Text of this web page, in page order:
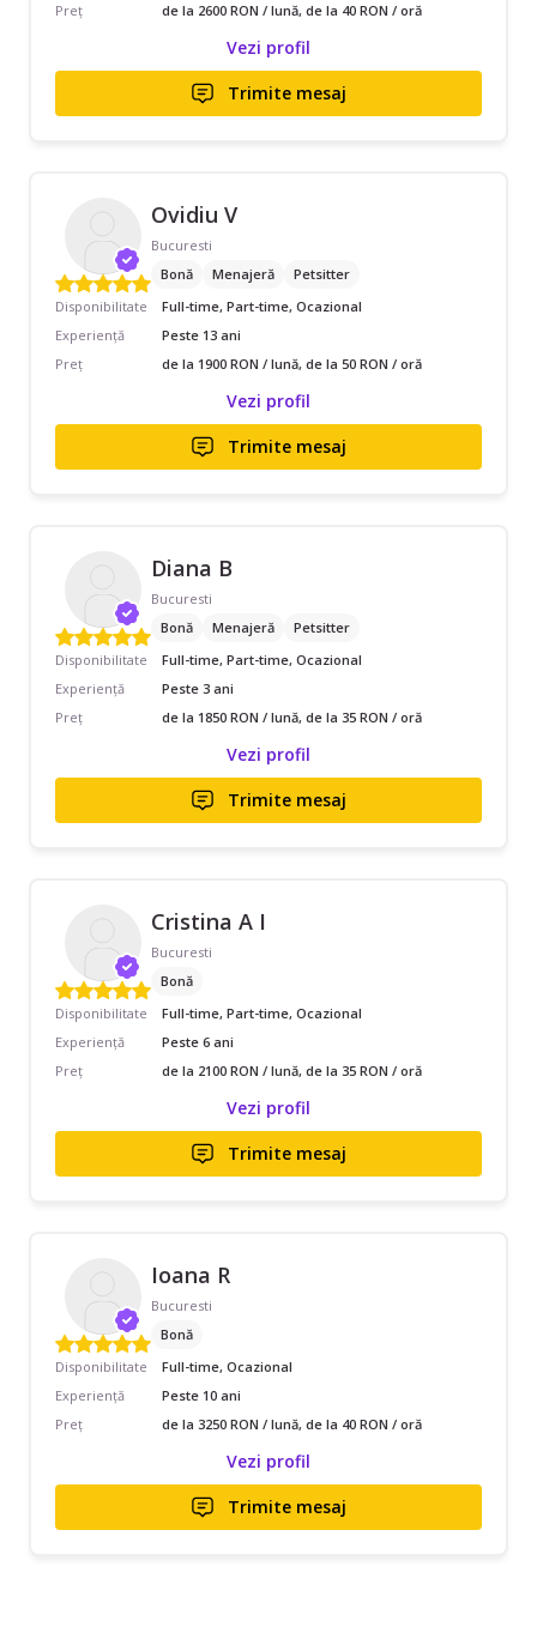
Preț
de la 2600 RON / lună, de la 40 RON / oră
Vezi profil
Trimite mesaj
Ovidiu V
Bucuresti
Bonă
Menajeră
Petsitter
Disponibilitate
Full-time, Part-time, Ocazional
Experiență
Peste 13 ani
Preț
de la 1900 RON / lună, de la 50 RON / oră
Vezi profil
Trimite mesaj
Diana B
Bucuresti
Bonă
Menajeră
Petsitter
Disponibilitate
Full-time, Part-time, Ocazional
Experiență
Peste 3 ani
Preț
de la 1850 RON / lună, de la 35 RON / oră
Vezi profil
Trimite mesaj
Cristina A I
Bucuresti
Bonă
Disponibilitate
Full-time, Part-time, Ocazional
Experiență
Peste 6 ani
Preț
de la 2100 RON / lună, de la 35 RON / oră
Vezi profil
Trimite mesaj
Ioana R
Bucuresti
Bonă
Disponibilitate
Full-time, Ocazional
Experiență
Peste 10 ani
Preț
de la 3250 RON / lună, de la 40 RON / oră
Vezi profil
Trimite mesaj